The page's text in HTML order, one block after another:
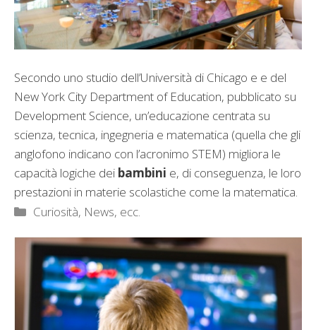
Secondo uno studio dell’Università di Chicago e e del
New York City Department of Education, pubblicato su
Development Science, un’educazione centrata su
scienza, tecnica, ingegneria e matematica (quella che gli
anglofono indicano con l’acronimo STEM) migliora le
capacità logiche dei bambini e, di conseguenza, le loro
prestazioni in materie scolastiche come la matematica.
Categorie
Curiosità, News, ecc.